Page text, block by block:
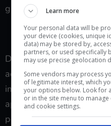
gioco più agonistiche.
VEDI
Dopo aver acquistato il
ad altri accessori e
importante è
appoggiare tutte queste
postazione da gaming:
Learn more
Your personal data will be
your device (cookies, unique
data) may be stored by,
partners, or used specifically
may use precise geolocation
Some vendors may process
of legitimate interest, which
your options below. Look for
or in the site menu to
and cookie settings.